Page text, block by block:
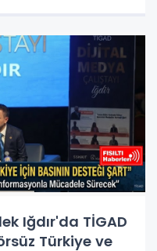
Iğdır'da TİGAD
Türkiye ve